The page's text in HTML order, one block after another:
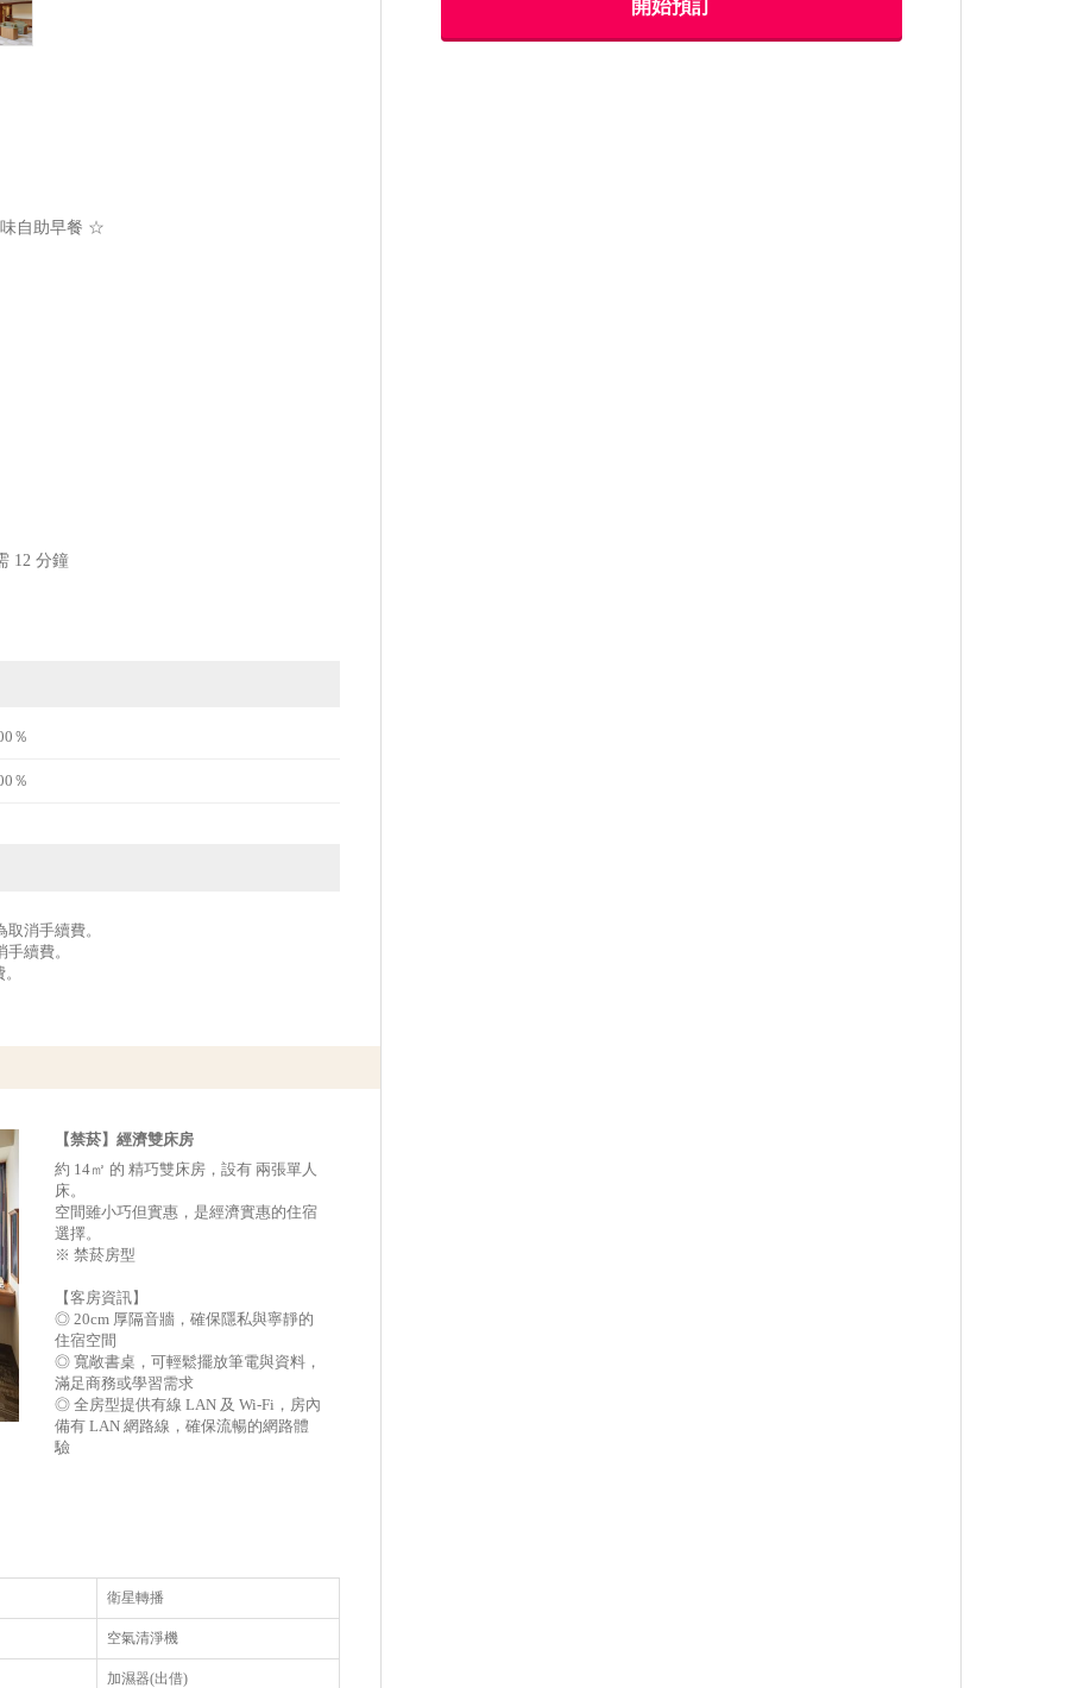
味自助早餐 ☆
12 分鐘
％
％
消手續費。
續費。
【禁菸】經濟雙床房
約 14㎡ 的 精巧雙床房，設有 兩張單人
床。
空間雖小巧但實惠，是經濟實惠的住宿
選擇。
※ 禁菸房型
【客房資訊】
◎ 20cm 厚隔音牆，確保隱私與寧靜的
住宿空間
◎ 寬敞書桌，可輕鬆擺放筆電與資料，
滿足商務或學習需求
◎ 全房型提供有線 LAN 及 Wi-Fi，房內
備有 LAN 網路線，確保流暢的網路體
驗
衛星轉播
空氣清淨機
加濕器(出借)